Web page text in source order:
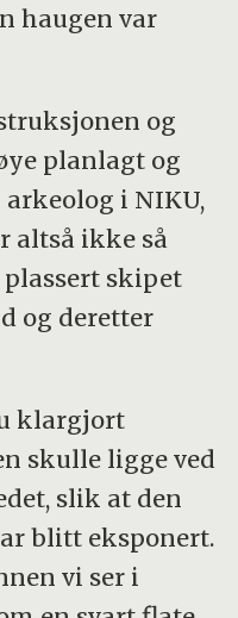
haugen var
og
planlagt og
i NIKU,
altså ikke så
skipet
og deretter
klargjort
skulle ligge ved
slik at den
blitt eksponert.
vi ser i